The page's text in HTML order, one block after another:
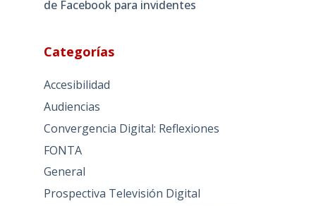
de Facebook para invidentes
Categorías
Accesibilidad
Audiencias
Convergencia Digital: Reflexiones
FONTA
General
Prospectiva Televisión Digital